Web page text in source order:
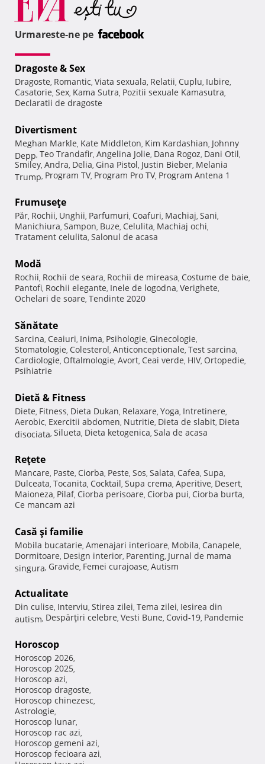
Urmareste-ne pe
Dragoste & Sex
Dragoste, Romantic, Viata sexuala, Relatii, Cuplu, Iubire,
Casatorie, Sex, Kama Sutra, Pozitii sexuale Kamasutra,
Declaratii de dragoste
Divertisment
Meghan Markle, Kate Middleton, Kim Kardashian, Johnny
Depp, Teo Trandafir, Angelina Jolie, Dana Rogoz, Dani Otil,
Smiley, Andra, Delia, Gina Pistol, Justin Bieber, Melania
Trump, Program TV, Program Pro TV, Program Antena 1
Frumuseţe
Păr, Rochii, Unghii, Parfumuri, Coafuri, Machiaj, Sani,
Manichiura, Sampon, Buze, Celulita, Machiaj ochi,
Tratament celulita, Salonul de acasa
Modă
Rochii, Rochii de seara, Rochii de mireasa, Costume de baie,
Pantofi, Rochii elegante, Inele de logodna, Verighete,
Ochelari de soare, Tendinte 2020
Sănătate
Sarcina, Ceaiuri, Inima, Psihologie, Ginecologie,
Stomatologie, Colesterol, Anticonceptionale, Test sarcina,
Cardiologie, Oftalmologie, Avort, Ceai verde, HIV, Ortopedie,
Psihiatrie
Dietă & Fitness
Diete, Fitness, Dieta Dukan, Relaxare, Yoga, Intretinere,
Aerobic, Exercitii abdomen, Nutritie, Dieta de slabit, Dieta
disociata, Silueta, Dieta ketogenica, Sala de acasa
Reţete
Mancare, Paste, Ciorba, Peste, Sos, Salata, Cafea, Supa,
Dulceata, Tocanita, Cocktail, Supa crema, Aperitive, Desert,
Maioneza, Pilaf, Ciorba perisoare, Ciorba pui, Ciorba burta,
Ce mancam azi
Casă şi familie
Mobila bucatarie, Amenajari interioare, Mobila, Canapele,
Dormitoare, Design interior, Parenting, Jurnal de mama
singura, Gravide, Femei curajoase, Autism
Actualitate
Din culise, Interviu, Stirea zilei, Tema zilei, Iesirea din
autism, Despărţiri celebre, Vesti Bune, Covid-19, Pandemie
Horoscop
Horoscop 2026,
Horoscop 2025,
Horoscop azi,
Horoscop dragoste,
Horoscop chinezesc,
Astrologie,
Horoscop lunar,
Horoscop rac azi,
Horoscop gemeni azi,
Horoscop fecioara azi,